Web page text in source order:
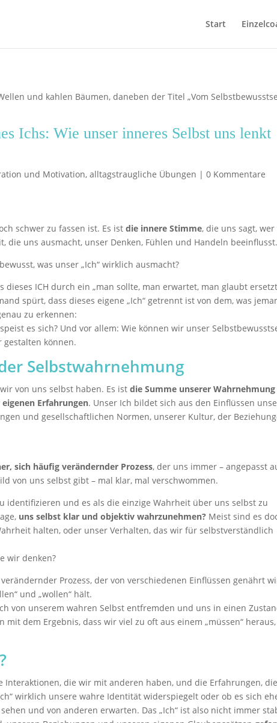
Start
Ichs: Wie unser inneres Selbst uns lenkt
und Motivation,alltagstraugliche Übungen |0 Kommentare
schwer zu fassen ist. Es istdie innere Stimme, die uns sagt,
die uns ausmacht, unser Denken, Fühlen und Handeln beeinflusst.
was unser „Ich“ wirklich ausmacht?
dieses ICH durch ein „man sollte, man erwartet, man glaubt ersetzt
spürt, dass dieses eigene „Ich“ getrennt ist von dem, was
zu erkennen:
es sich? Und vor allem: Wie können wir unser
gestalten können.
Selbstwahrnehmung
von uns selbst haben. Es istdie Summe unserer
Erfahrungen. Unser Ich bildet sich aus den Einflüssen
und gesellschaftlichen Normen, unserer Kultur, der
sich häufig verändernder Prozess, der uns immer – angepasst
von uns selbst gibt – mal klar, mal verschwommen.
identifizieren und es als die einzige Wahrheit über uns selbst zu
uns selbst klar und objektiv wahrzunehmen? Meist sind es
halten, oder unser Verhalten, das wir für selbstverständlich
wir denken?
Prozess, der von verschiedenen Einflüssen genährt
und „wollen“ hält.
von unserem wahren Selbst entfremden und uns in einen
dem Ergebnis, dass wir viel zu oft aus einem „müssen“ heraus,
Interaktionen, die wir mit anderen haben, und die Erfahrungen,
wirklich unsere wahre Identität widerspiegelt oder ob es sich
und von anderen erwarten. Das „Ich“ ist also nicht immer